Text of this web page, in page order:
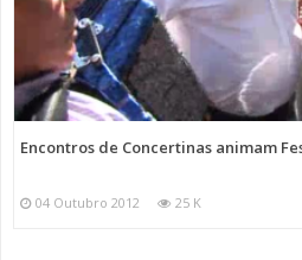
Encontros de Concertinas animam
04 Outubro 2012 25 K